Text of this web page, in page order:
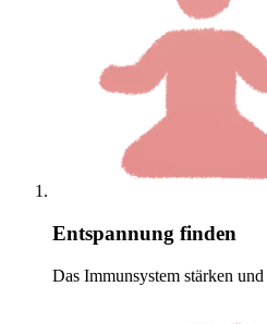
Entspannung finden
Das Immunsystem stärken